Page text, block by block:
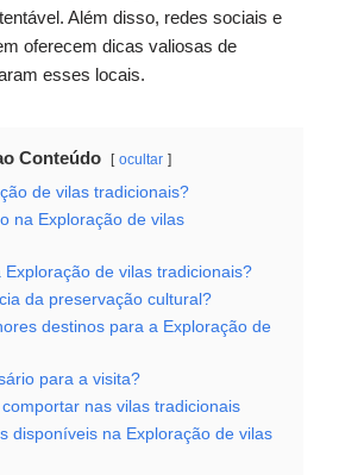
Além disso, redes sociais e
oferecem dicas valiosas de
esses locais.
Conteúdo ocultar
de vilas tradicionais?
na Exploração de vilas
de vilas tradicionais?
da preservação cultural?
destinos para a Exploração de
para a visita?
nas vilas tradicionais
disponíveis na Exploração de vilas